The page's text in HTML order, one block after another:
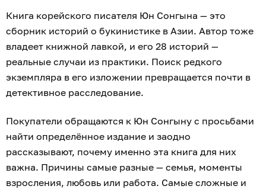
Книга корейского писателя Юн Сонгына — это
сборник историй о букинистике в Азии. Автор тоже
владеет книжной лавкой, и его 28 историй —
реальные случаи из практики. Поиск редкого
экземпляра в его изложении превращается почти в
детективное расследование.
Покупатели обращаются к Юн Сонгыну с просьбами
найти определённое издание и заодно
рассказывают, почему именно эта книга для них
важна. Причины самые разные — семья, моменты
взросления, любовь или работа. Самые сложные и